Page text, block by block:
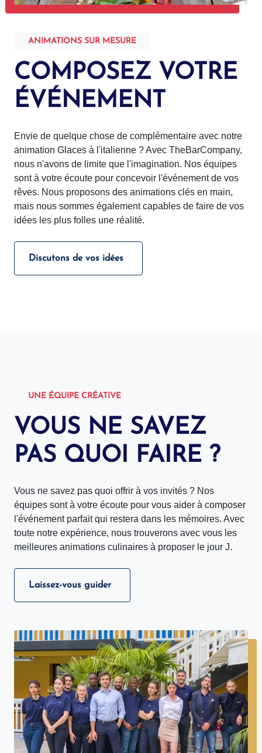
ANIMATIONS SUR MESURE
COMPOSEZ VOTRE
ÉVÉNEMENT
Envie de quelque chose de complémentaire avec notre
animation Glaces à l'italienne ? Avec TheBarCompany,
nous n'avons de limite que l'imagination. Nos équipes
sont à votre écoute pour concevoir l'événement de vos
rêves. Nous proposons des animations clés en main,
mais nous sommes également capables de faire de vos
idées les plus folles une réalité.
Discutons de vos idées
UNE ÉQUIPE CRÉATIVE
VOUS NE SAVEZ
PAS QUOI FAIRE ?
Vous ne savez pas quoi offrir à vos invités ? Nos
équipes sont à votre écoute pour vous aider à composer
l'événement parfait qui restera dans les mémoires. Avec
toute notre expérience, nous trouverons avec vous les
meilleures animations culinaires à proposer le jour J.
Laissez-vous guider